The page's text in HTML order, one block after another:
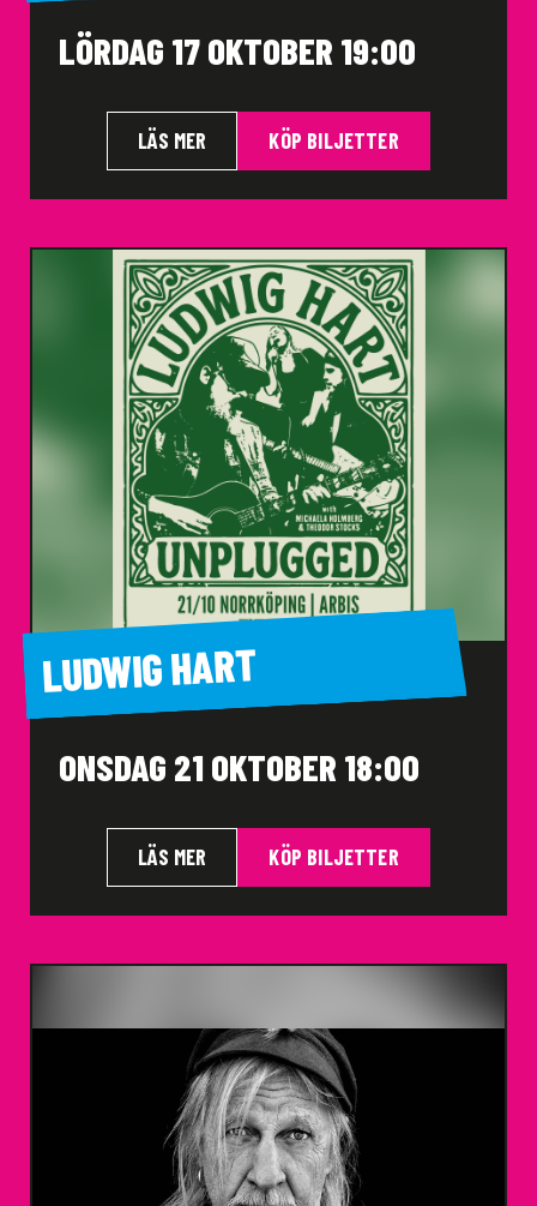
LÖRDAG 17 OKTOBER 19:00
LÄS MER KÖP BILJETTER
LUDWIG HART
ONSDAG 21 OKTOBER 18:00
LÄS MER KÖP BILJETTER